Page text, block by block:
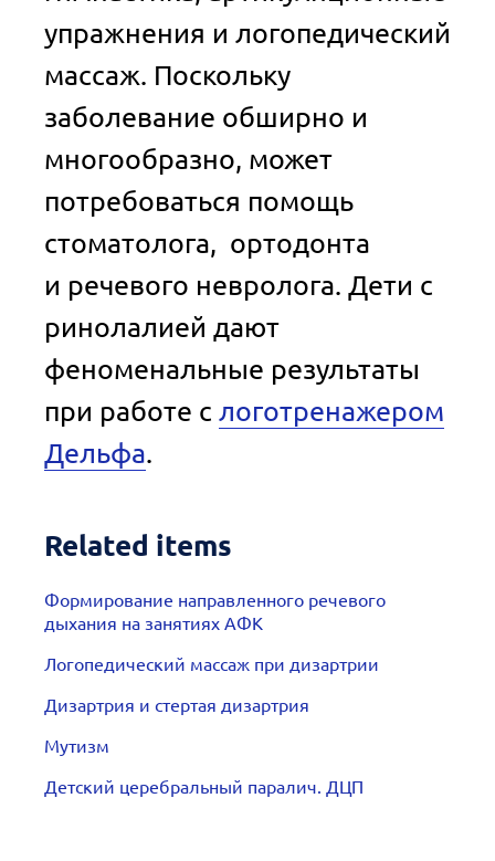
упражнения и логопедический
массаж. Поскольку
заболевание обширно и
многообразно, может
потребоваться помощь
стоматолога, ортодонта
и речевого невролога. Дети с
ринолалией дают
феноменальные результаты
при работе с логотренажером
Дельфа.
Related items
Формирование направленного речевого
дыхания на занятиях АФК
Логопедический массаж при дизартрии
Дизартрия и стертая дизартрия
Мутизм
Детский церебральный паралич. ДЦП